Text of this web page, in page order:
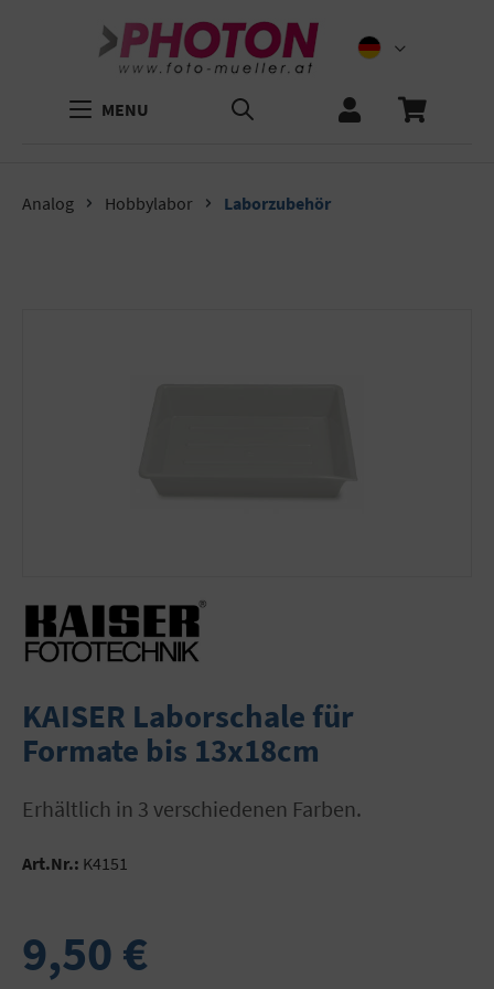
MENU
Analog Hobbylabor Laborzubehör
KAISER Laborschale für
Formate bis 13x18cm
Erhältlich in 3 verschiedenen Farben.
Art.Nr.: K4151
9,50 €